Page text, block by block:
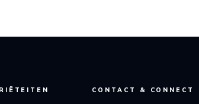
CONTACT & CONNECT